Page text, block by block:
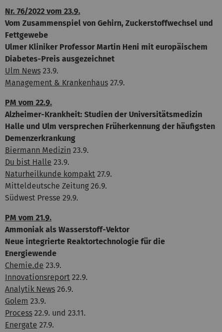
Nr. 76/2022 vom 23.9.
Vom Zusammenspiel von Gehirn, Zuckerstoffwechsel und
Fettgewebe
Ulmer Kliniker Professor Martin Heni mit europäischem
Diabetes-Preis ausgezeichnet
Ulm News 23.9.
Management & Krankenhaus 27.9.
PM vom 22.9.
Alzheimer-Krankheit: Studien der Universitätsmedizin
Halle und Ulm versprechen Früherkennung der häufigsten
Demenzerkrankung
Biermann Medizin 23.9.
Du bist Halle 23.9.
Naturheilkunde kompakt 27.9.
Mitteldeutsche Zeitung 26.9.
Südwest Presse 29.9.
PM vom 21.9.
Ammoniak als Wasserstoff-Vektor
Neue integrierte Reaktortechnologie für die
Energiewende
Chemie.de 23.9.
Innovationsreport 22.9.
Analytik News 26.9.
Golem 23.9.
Process 22.9. und 23.11.
Energate 27.9.